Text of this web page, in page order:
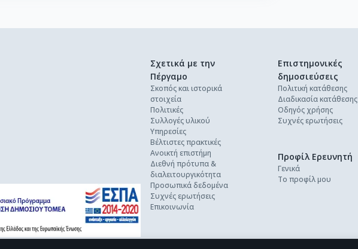
Σχετικά με την
Πέργαμο
Σκοπός και ιστορικά
στοιχεία
Πολιτικές
Συλλογές υλικού
Υπηρεσίες
Βέλτιστες πρακτικές
Ανοικτή επιστήμη
Διεθνή πρότυπα &
διαλειτουργικότητα
Προσωπικά δεδομένα
Συχνές ερωτήσεις
Επικοινωνία
Επιστημονικές
δημοσιεύσεις
Πολιτική κατάθεσης
Διαδικασία κατάθεσης
Οδηγός χρήσης
Συχνές ερωτήσεις
Προφίλ Ερευνητή
Γενικά
Το προφίλ μου